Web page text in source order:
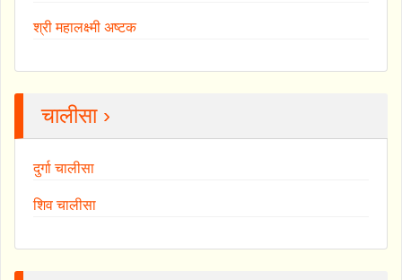
श्री महालक्ष्मी अष्टक
चालीसा ›
दुर्गा चालीसा
शिव चालीसा